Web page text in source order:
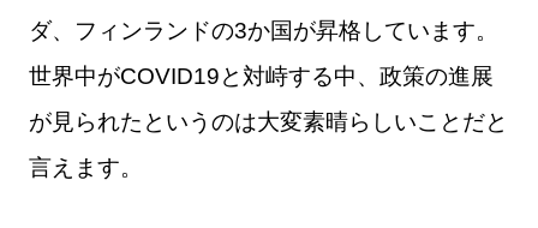
ダ、フィンランドの3か国が昇格しています。
世界中がCOVID19と対峙する中、政策の進展
が見られたというのは大変素晴らしいことだと
言えます。